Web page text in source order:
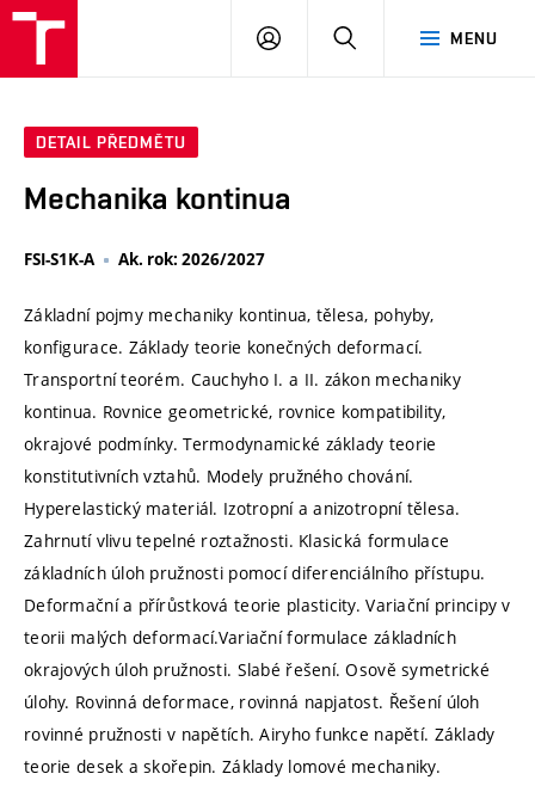
MENU
PŘIHLÁSIT
DETAIL PŘEDMĚTU
Mechanika kontinua
FSI-S1K-A Ak. rok: 2026/2027
Základní pojmy mechaniky kontinua, tělesa, pohyby,
konfigurace. Základy teorie konečných deformací.
Transportní teorém. Cauchyho I. a II. zákon mechaniky
kontinua. Rovnice geometrické, rovnice kompatibility,
okrajové podmínky. Termodynamické základy teorie
konstitutivních vztahů. Modely pružného chování.
Hyperelastický materiál. Izotropní a anizotropní tělesa.
Zahrnutí vlivu tepelné roztažnosti. Klasická formulace
základních úloh pružnosti pomocí diferenciálního přístupu.
Deformační a přírůstková teorie plasticity. Variační principy v
teorii malých deformací.Variační formulace základních
okrajových úloh pružnosti. Slabé řešení. Osově symetrické
úlohy. Rovinná deformace, rovinná napjatost. Řešení úloh
rovinné pružnosti v napětích. Airyho funkce napětí. Základy
teorie desek a skořepin. Základy lomové mechaniky.